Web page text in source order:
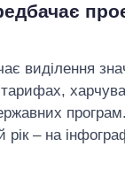
виділення
тарифах,
рік – на